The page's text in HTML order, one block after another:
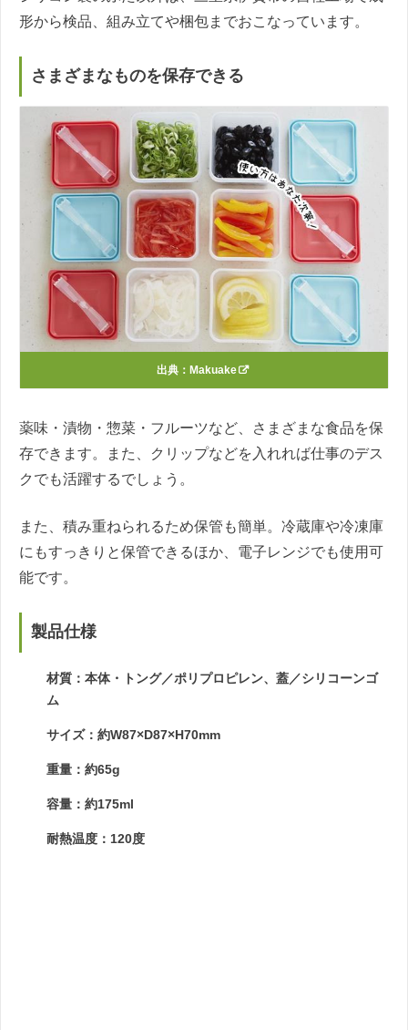
形から検品、組み立てや梱包までおこなっています。
さまざまなものを保存できる
出典： Makuake
薬味・漬物・惣菜・フルーツなど、さまざまな食品を保
存できます。また、クリップなどを入れれば仕事のデス
クでも活躍するでしょう。
また、積み重ねられるため保管も簡単。冷蔵庫や冷凍庫
にもすっきりと保管できるほか、電子レンジでも使用可
能です。
製品仕様
材質：本体・トング／ポリプロピレン、蓋／シリコーンゴ
ム
サイズ：約W87×D87×H70mm
重量：約65g
容量：約175ml
耐熱温度：120度